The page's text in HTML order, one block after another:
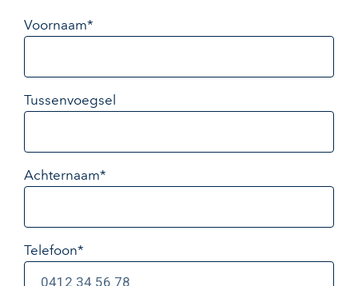
Voornaam*
Tussenvoegsel
Achternaam*
Telefoon*